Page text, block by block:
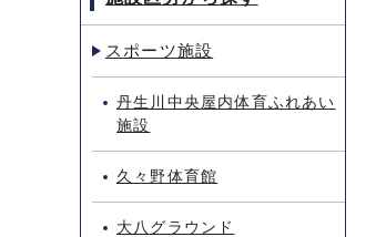
スポーツ施設
丹生川中央屋内体育ふれあい
施設
久々野体育館
大八グラウンド